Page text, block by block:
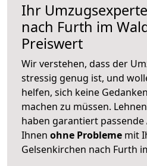
Ihr
nach Furth im
Preiswert
Wir verstehen, dass der
stressig genug ist, und
helfen, sich keine
machen zu müssen.
haben garantiert passende
Ihnen ohne Probleme mit
Gelsenkirchen nach Furth